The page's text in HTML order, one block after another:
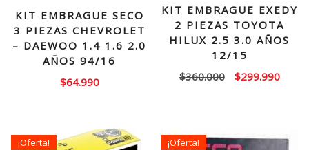
KIT EMBRAGUE SECO
3 PIEZAS CHEVROLET
– DAEWOO 1.4 1.6 2.0
AÑOS 94/16
$64.990
KIT EMBRAGUE EXEDY
2 PIEZAS TOYOTA
HILUX 2.5 3.0 AÑOS
12/15
$360.000
El
$360.000.
$299.990El
¡Oferta! ¡Oferta!